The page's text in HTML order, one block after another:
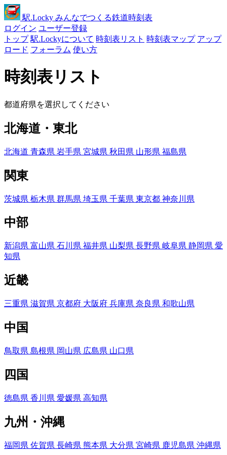
駅.Locky みんなでつくる鉄道時刻表
ログイン ユーザー登録
トップ 駅.Lockyについて 時刻表リスト 時刻表マップ アップ
ロード フォーラム 使い方
時刻表リスト
都道府県を選択してください
北海道・東北
北海道 青森県 岩手県 宮城県 秋田県 山形県 福島県
関東
茨城県 栃木県 群馬県 埼玉県 千葉県 東京都 神奈川県
中部
新潟県 富山県 石川県 福井県 山梨県 長野県 岐阜県 静岡県 愛
知県
近畿
三重県 滋賀県 京都府 大阪府 兵庫県 奈良県 和歌山県
中国
鳥取県 島根県 岡山県 広島県 山口県
四国
徳島県 香川県 愛媛県 高知県
九州・沖縄
福岡県 佐賀県 長崎県 熊本県 大分県 宮崎県 鹿児島県 沖縄県